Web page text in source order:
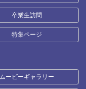
卒業生訪問
特集ページ
ムービーギャラリー